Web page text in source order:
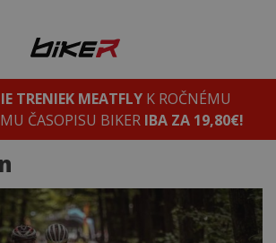
TRENIEK MEATFLYK ROČNÉMU
ČASOPISU BIKER IBA ZA 19,80€!